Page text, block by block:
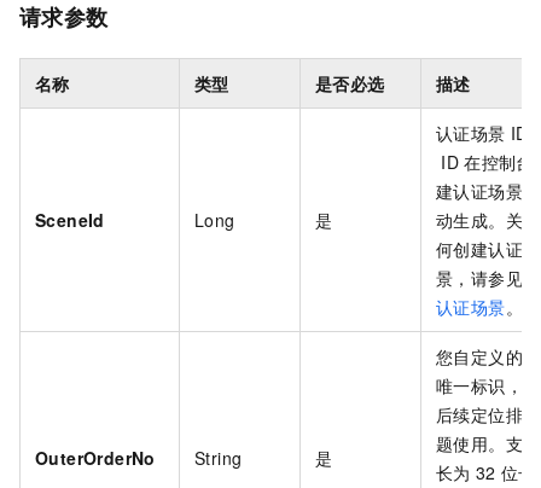
请求参数
名称 类型 是否必选 描述
SceneId Long 是
认证场景 ID
ID 在控制台
建认证场景
动生成。关
何创建认证场
景，请参见
认证场景。
OuterOrderNo String 是
您自定义的
唯一标识，
后续定位排
题使用。支
长为 32 位长